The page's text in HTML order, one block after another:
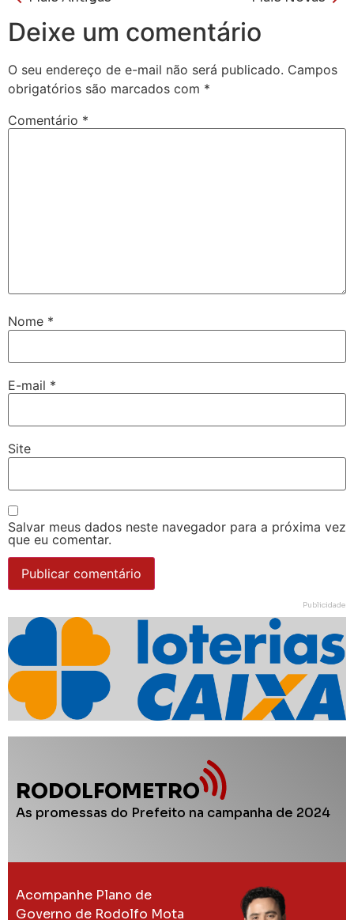
Deixe um comentário
O seu endereço de e-mail não será publicado. Campos
obrigatórios são marcados com *
Comentário *
Nome *
E-mail *
Site
Salvar meus dados neste navegador para a próxima vez
que eu comentar.
Publicidade
RODOLFOMETRO
As promessas do Prefeito na campanha de 2024
Acompanhe Plano de
Governo de Rodolfo Mota